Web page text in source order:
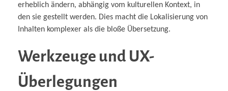
erheblich ändern, abhängig vom kulturellen Kontext, in
den sie gestellt werden. Dies macht die Lokalisierung von
Inhalten komplexer als die bloße Übersetzung.
Werkzeuge und UX-
Überlegungen